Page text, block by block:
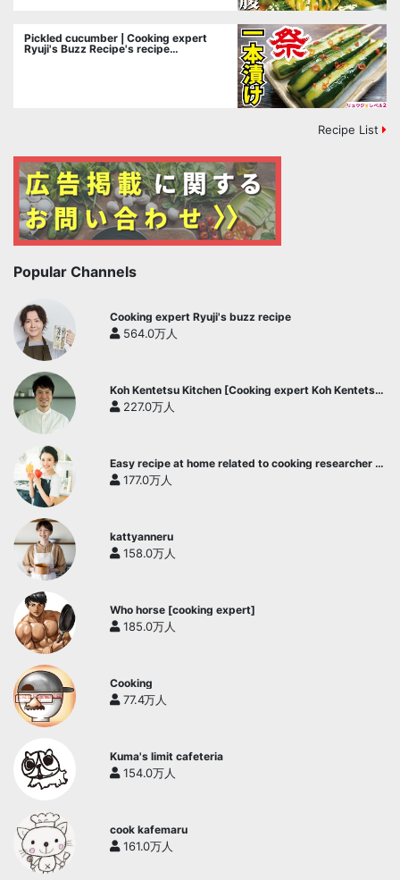
Pickled cucumber | Cooking expert
Ryuji's Buzz Recipe's recipe
Recipe List
Popular Channels
Cooking expert Ryuji's buzz recipe
564.0万人
Koh Kentetsu Kitchen [Cooking expert Koh Kentetsu
official channel]
227.0万人
Easy recipe at home related to cooking researcher /
Yukari's Kitchen
177.0万人
kattyanneru
158.0万人
Who horse [cooking expert]
185.0万人
Cooking
77.4万人
Kuma's limit cafeteria
154.0万人
cook kafemaru
161.0万人